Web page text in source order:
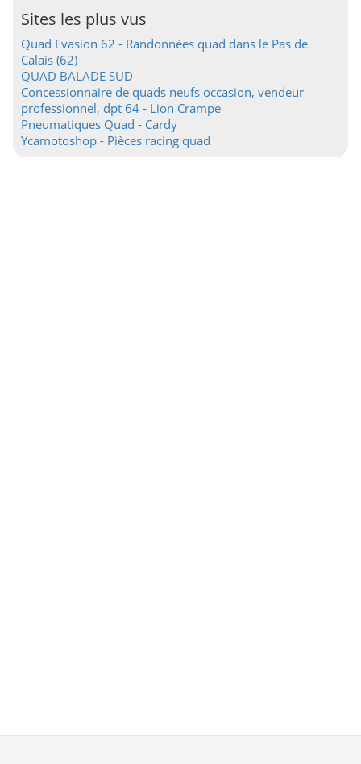
Sites les plus vus
Quad Evasion 62 - Randonnées quad dans le Pas de
Calais (62)
QUAD BALADE SUD
Concessionnaire de quads neufs occasion, vendeur
professionnel, dpt 64 - Lion Crampe
Pneumatiques Quad - Cardy
Ycamotoshop - Pièces racing quad